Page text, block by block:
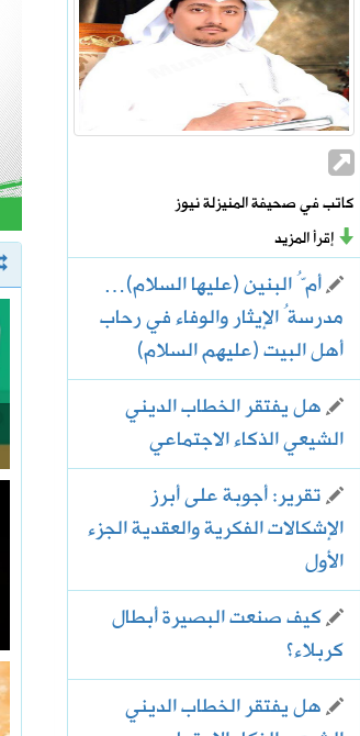
كاتب في صحيفة المنيزلة نيوز
إقرأ المزيد
أمُّ البنين (عليها السلام)…
مدرسةُ الإيثار والوفاء في رحاب
أهل البيت (عليهم السلام)
هل يفتقر الخطاب الديني
الشيعي الذكاء الاجتماعي
تقرير: أجوبة على أبرز
الإشكالات الفكرية والعقدية الجزء
الأول
كيف صنعت البصيرة أبطال
كربلاء؟
هل يفتقر الخطاب الديني